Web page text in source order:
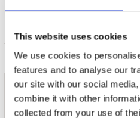
This website uses cookies
We use cookies to
features and to analyse our
our site with our social
combine it with other
collected from your use of